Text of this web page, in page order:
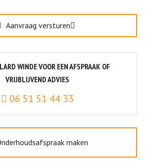
te laten.
Aanvraag versturen
WINDE VOOR EEN AFSPRAAK OF
VRIJBLIJVEND ADVIES
06 51 51 44 33
maken